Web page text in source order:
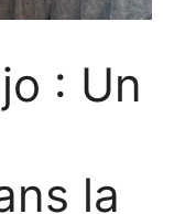
: Un
la